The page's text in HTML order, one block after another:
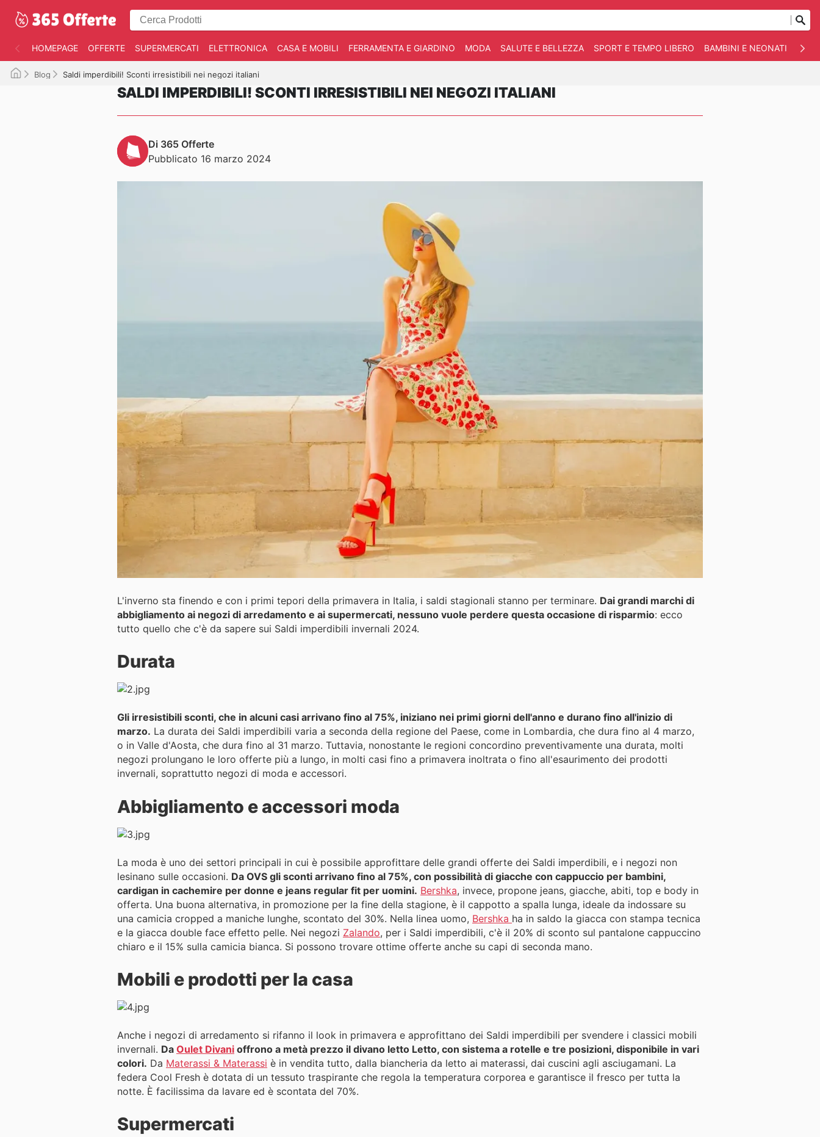
HOMEPAGE OFFERTE SUPERMERCATI ELETTRONICA CASA E MOBILI FERRAMENTA E GIARDINO MODA SALUTE E BELLEZZA SPORT E TEMPO LIBERO BAMBINI E NEONATI
Blog Saldi imperdibili! Sconti irresistibili nei negozi italiani
SALDI IMPERDIBILI! SCONTI IRRESISTIBILI NEI NEGOZI ITALIANI
Di 365 Offerte
Pubblicato 16 marzo 2024
L'inverno sta finendo e con i primi tepori della primavera in Italia, i saldi stagionali stanno per terminare. Dai grandi marchi di
abbigliamento ai negozi di arredamento e ai supermercati, nessuno vuole perdere questa occasione di risparmio: ecco
tutto quello che c'è da sapere sui Saldi imperdibili invernali 2024.
Durata
Gli irresistibili sconti, che in alcuni casi arrivano fino al 75%, iniziano nei primi giorni dell'anno e durano fino all'inizio di
marzo. La durata dei Saldi imperdibili varia a seconda della regione del Paese, come in Lombardia, che dura fino al 4 marzo,
o in Valle d'Aosta, che dura fino al 31 marzo. Tuttavia, nonostante le regioni concordino preventivamente una durata, molti
negozi prolungano le loro offerte più a lungo, in molti casi fino a primavera inoltrata o fino all'esaurimento dei prodotti
invernali, soprattutto negozi di moda e accessori.
Abbigliamento e accessori moda
La moda è uno dei settori principali in cui è possibile approfittare delle grandi offerte dei Saldi imperdibili, e i negozi non
lesinano sulle occasioni. Da OVS gli sconti arrivano fino al 75%, con possibilità di giacche con cappuccio per bambini,
cardigan in cachemire per donne e jeans regular fit per uomini. Bershka, invece, propone jeans, giacche, abiti, top e body in
offerta. Una buona alternativa, in promozione per la fine della stagione, è il cappotto a spalla lunga, ideale da indossare su
una camicia cropped a maniche lunghe, scontato del 30%. Nella linea uomo, Bershka ha in saldo la giacca con stampa tecnica
e la giacca double face effetto pelle. Nei negozi Zalando, per i Saldi imperdibili, c'è il 20% di sconto sul pantalone cappuccino
chiaro e il 15% sulla camicia bianca. Si possono trovare ottime offerte anche su capi di seconda mano.
Mobili e prodotti per la casa
Anche i negozi di arredamento si rifanno il look in primavera e approfittano dei Saldi imperdibili per svendere i classici mobili
invernali. Da Oulet Divani offrono a metà prezzo il divano letto Letto, con sistema a rotelle e tre posizioni, disponibile in vari
colori. Da Materassi & Materassi è in vendita tutto, dalla biancheria da letto ai materassi, dai cuscini agli asciugamani. La
federa Cool Fresh è dotata di un tessuto traspirante che regola la temperatura corporea e garantisce il fresco per tutta la
notte. È facilissima da lavare ed è scontata del 70%.
Supermercati